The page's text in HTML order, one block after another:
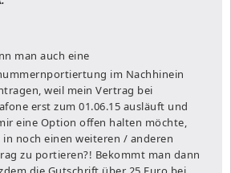
man auch eine
im Nachhinein
weil mein Vertrag bei
erst zum 01.06.15 ausläuft und
eine Option offen halten möchte,
in noch einen weiteren / anderen
zu portieren?! Bekommt man dann